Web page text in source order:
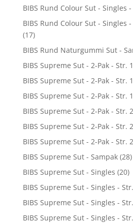
BIBS Rund Colour Sut - Singles
BIBS Rund Colour Sut - Singles
(17)
BIBS Rund Naturgummi Sut -
BIBS Supreme Sut - 2-Pak - Str. 1
BIBS Supreme Sut - 2-Pak - Str.
BIBS Supreme Sut - 2-Pak - Str.
BIBS Supreme Sut - 2-Pak - Str. 2
BIBS Supreme Sut - 2-Pak - Str.
BIBS Supreme Sut - 2-Pak - Str.
BIBS Supreme Sut - Sampak (28)
BIBS Supreme Sut - Singles (20)
BIBS Supreme Sut - Singles -
BIBS Supreme Sut - Singles -
BIBS Supreme Sut - Singles -